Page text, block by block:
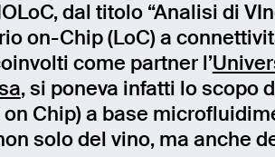
dal titolo “Analisi di
on-Chip (LoC) a
come partner l’
, si poneva infatti lo scopo
on Chip) a base
solo del vino, ma anche